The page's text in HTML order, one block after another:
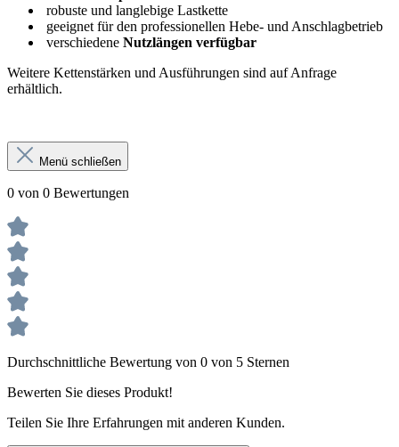
robuste und langlebige Lastkette
geeignet für den professionellen Hebe- und Anschlagbetrieb
verschiedene Nutzlängen verfügbar
Weitere Kettenstärken und Ausführungen sind auf Anfrage
erhältlich.
Menü schließen
0 von 0 Bewertungen
Durchschnittliche Bewertung von 0 von 5 Sternen
Bewerten Sie dieses Produkt!
Teilen Sie Ihre Erfahrungen mit anderen Kunden.